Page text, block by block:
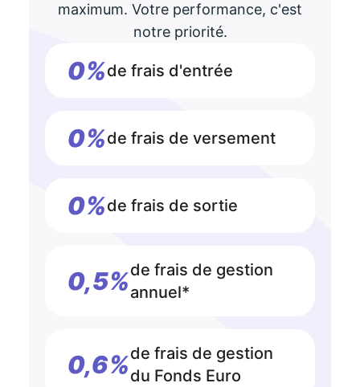
maximum. Votre performance, c'est
notre priorité.
0%de frais d'entrée
0%de frais de versement
0%de frais de sortie
0,5%de frais de gestion
annuel*
0,6%de frais de gestion
du Fonds Euro